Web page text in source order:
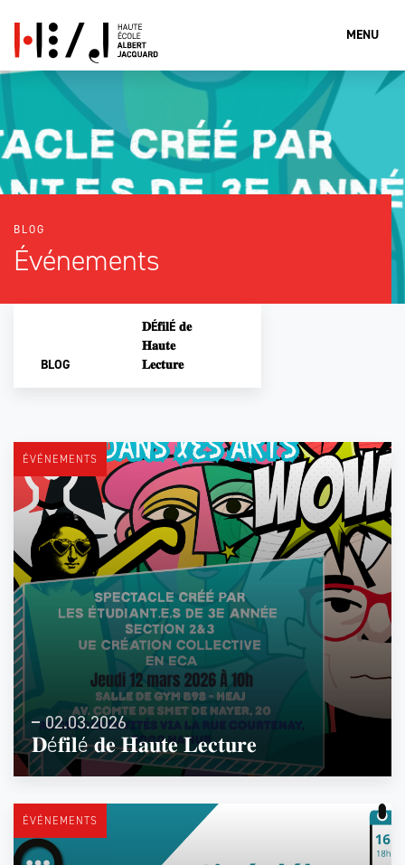
MENU
Que cherches-tu?
BLOG
Événements
BLOG
𝐃É𝐟𝐢𝐥É 𝐝𝐞
𝐇𝐚𝐮𝐭𝐞
𝐋𝐞𝐜𝐭𝐮𝐫𝐞
ÉVÉNEMENTS
𝐃é𝐟𝐢𝐥é 𝐝𝐞 𝐇𝐚𝐮𝐭𝐞 𝐋𝐞𝐜𝐭𝐮𝐫𝐞
02.03.2026
ÉVÉNEMENTS